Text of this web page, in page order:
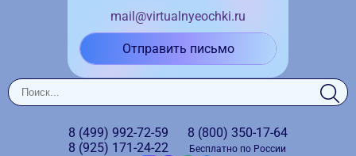
mail@virtualnyeochki.ru
Отправить письмо
8 (499) 992-72-59
8 (925) 171-24-22
8 (800) 350-17-64
Бесплатно по России